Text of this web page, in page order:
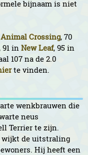
bijnaam is niet
Animal Crossing, 70
91 inNew Leaf, 95 in
107 na de 2.0
te vinden.
wenkbrauwen die
neus
Terrier te zijn.
wijkt de uitstraling
Hij heeft een